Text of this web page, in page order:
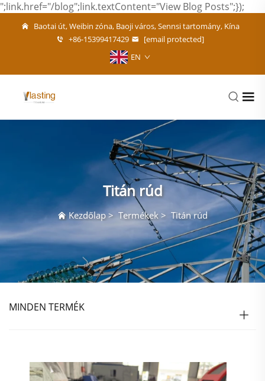
";link.href="/blog";link.textContent="View Blog Posts";});
Baotai út, Weibin zóna, Baoji város, Sennsi tartomány, Kína
+86-15399417429
[email protected]
EN
Titán rúd
Kezdőlap>Termékek > Titán rúd
MINDEN TERMÉK